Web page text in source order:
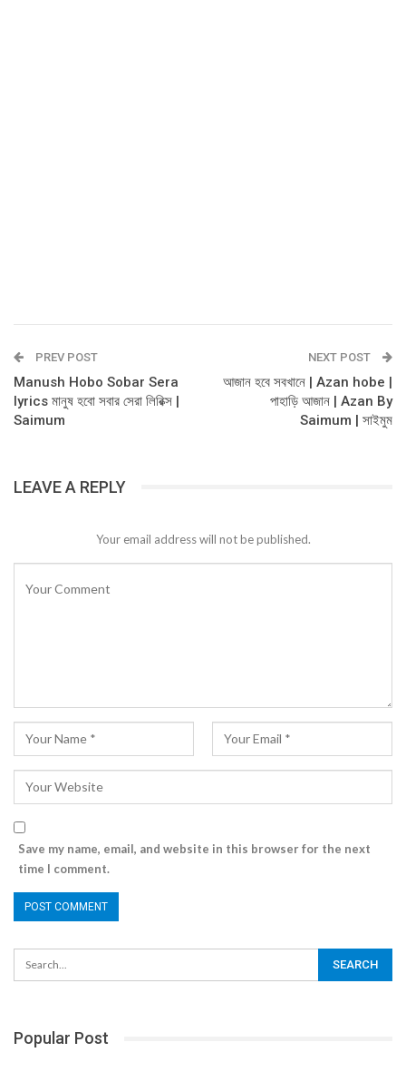
PREV POST
Manush Hobo Sobar Sera
lyrics মানুষ হবো সবার সেরা লিরিক্স |
Saimum
NEXT POST
আজান হবে সবখানে | Azan hobe |
পাহাড়ি আজান | Azan By
Saimum | সাইমুম
LEAVE A REPLY
Your email address will not be published.
Save my name, email, and website in this browser for the next
time I comment.
Popular Post